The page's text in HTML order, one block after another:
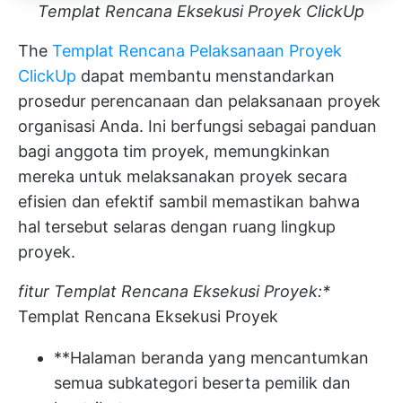
Templat Rencana Eksekusi Proyek ClickUp
The Templat Rencana Pelaksanaan Proyek
ClickUp dapat membantu menstandarkan
prosedur perencanaan dan pelaksanaan proyek
organisasi Anda. Ini berfungsi sebagai panduan
bagi anggota tim proyek, memungkinkan
mereka untuk melaksanakan proyek secara
efisien dan efektif sambil memastikan bahwa
hal tersebut selaras dengan ruang lingkup
proyek.
fitur Templat Rencana Eksekusi Proyek:*
Templat Rencana Eksekusi Proyek
**Halaman beranda yang mencantumkan
semua subkategori beserta pemilik dan